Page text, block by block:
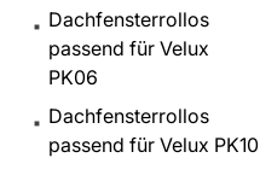
Dachfensterrollos
passend für Velux
PK06
Dachfensterrollos
passend für Velux PK10